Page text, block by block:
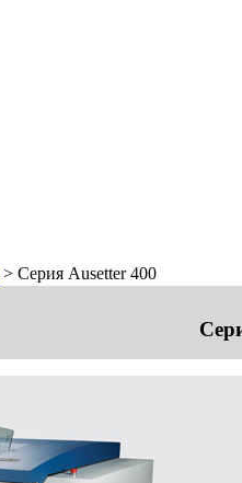
> Серия Ausetter 400